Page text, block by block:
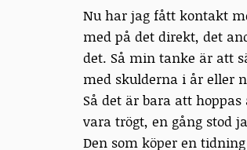
Nu har jag fått kontakt
med på det direkt, det
det. Så min tanke är att
med skulderna i år eller
Så det är bara att
vara trögt, en gång stod
Den som köper en